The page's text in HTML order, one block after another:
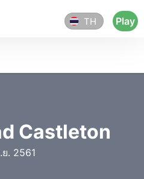
TH Play
Castleton
. 2561